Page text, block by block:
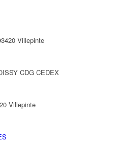
Villepinte
CDG CEDEX
Villepinte